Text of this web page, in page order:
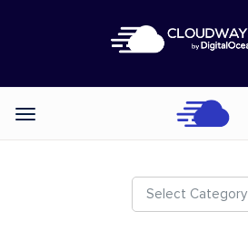
Categories
Select Category